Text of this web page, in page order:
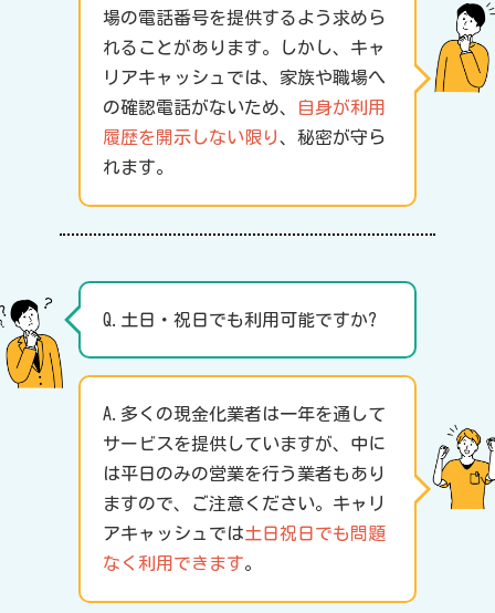
場の電話番号を提供するよう求めら
れることがあります。しかし、キャ
リアキャッシュでは、家族や職場へ
の確認電話がないため、
自身が利用
履歴を開示しない限り、秘密が守ら
れます。
Q.土日・祝日でも利用可能ですか?
A.多くの現金化業者は一年を通して
サービスを提供していますが、中に
は平日のみの営業を行う業者もあり
ますので、ご注意ください。キャリ
アキャッシュでは土日祝日でも問題
なく利用できます。